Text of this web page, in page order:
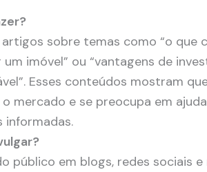
artigos sobre temas como “o que
imóvel” ou “vantagens de
Esses conteúdos mostram
mercado e se preocupa em
informadas.
público em blogs, redes sociais